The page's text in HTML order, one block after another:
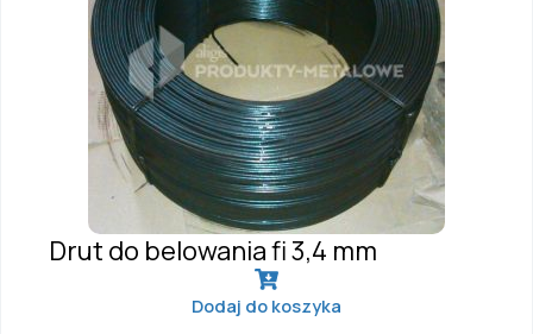
Drut do belowania fi 3,4 mm
Dodaj do koszyka